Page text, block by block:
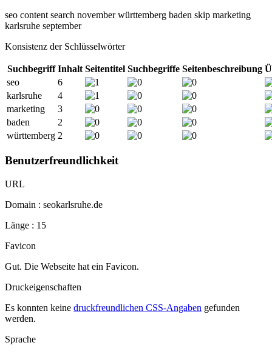
seo content search november württemberg baden skip marketing
karlsruhe september
Konsistenz der Schlüsselwörter
Suchbegriff Inhalt Seitentitel Suchbegriffe Seitenbeschreibung
seo
6
karlsruhe
4
marketing
3
baden
2
württemberg 2
Benutzerfreundlichkeit
URL
Domain : seokarlsruhe.de
Länge : 15
Favicon
Gut. Die Webseite hat ein Favicon.
Druckeigenschaften
Es konnten keine druckfreundlichen CSS-Angaben gefunden
werden.
Sprache